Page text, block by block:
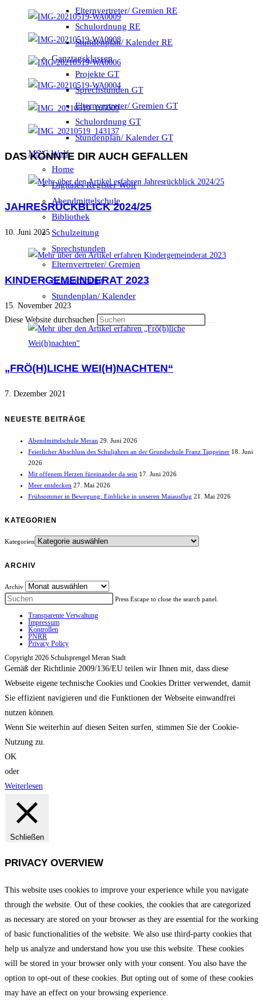
Elternvertreter/ Gremien RE
Schulordnung RE
Stundenplan/ Kalender RE
Ganztagsklassen
Projekte GT
Sprechstunden GT
Elternvertreter/ Gremien GT
Schulordnung GT
Stundenplan/ Kalender GT
MS C.Wolf
Home
Digitales Register Wolf
Abendmittelschule
Bibliothek
Schulzeitung
Sprechstunden
Elternvertreter/ Gremien
Schulordnung
Stundenplan/ Kalender
Diese Website durchsuchen
DAS KÖNNTE DIR AUCH GEFALLEN
JAHRESRÜCKBLICK 2024/25
10. Juni 2025
KINDERGEMEINDERAT 2023
15. November 2023
„FRÖ(H)LICHE WEI(H)NACHTEN“
7. Dezember 2021
NEUESTE BEITRÄGE
Abendmittelschule Meran 29. Juni 2026
Feierlicher Abschluss des Schuljahres an der Grundschule Franz Tappeiner 18. Juni
2026
Mit offenem Herzen füreinander da sein 17. Juni 2026
Meer entdecken 27. Mai 2026
Frühsommer in Bewegung: Einblicke in unseren Maiausflug 21. Mai 2026
KATEGORIEN
Kategorien
ARCHIV
Archiv
Press Escape to close the search panel.
Transparente Verwaltung
Impressum
Kontrollen
PNRR
Privacy Policy
Copyright 2026 Schulsprengel Meran Stadt
Gemäß der Richtlinie 2009/136/EU teilen wir Ihnen mit, dass diese
Webseite eigene technische Cookies und Cookies Dritter verwendet, damit
Sie effizient navigieren und die Funktionen der Webseite einwandfrei
nutzen können.
Wenn Sie weiterhin auf diesen Seiten surfen, stimmen Sie der Cookie-
Nutzung zu.
OK
oder
Weiterlesen
Schließen
PRIVACY OVERVIEW
This website uses cookies to improve your experience while you navigate
through the website. Out of these cookies, the cookies that are categorized
as necessary are stored on your browser as they are essential for the working
of basic functionalities of the website. We also use third-party cookies that
help us analyze and understand how you use this website. These cookies
will be stored in your browser only with your consent. You also have the
option to opt-out of these cookies. But opting out of some of these cookies
may have an effect on your browsing experience.